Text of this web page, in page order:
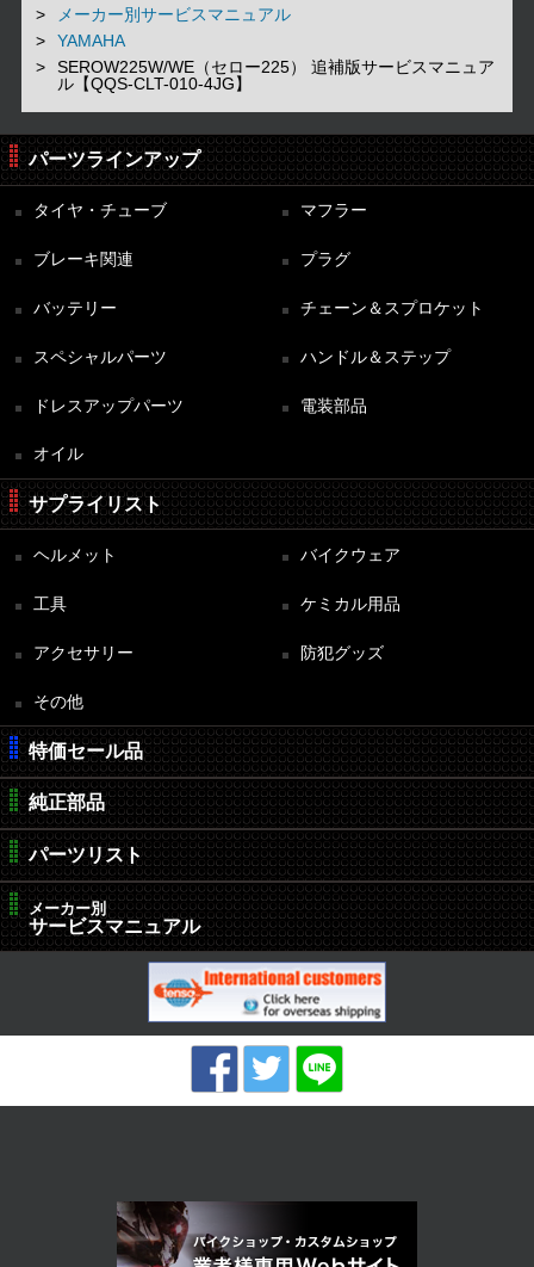
メーカー別サービスマニュアル
YAMAHA
SEROW225W/WE（セロー225） 追補版サービスマニュア
ル【QQS-CLT-010-4JG】
パーツラインアップ
タイヤ・チューブ マフラー
ブレーキ関連 プラグ
バッテリー チェーン＆スプロケット
スペシャルパーツ ハンドル＆ステップ
ドレスアップパーツ 電装部品
オイル
サプライリスト
ヘルメット バイクウェア
工具 ケミカル用品
アクセサリー 防犯グッズ
その他
特価セール品
純正部品
パーツリスト
メーカー別
サービスマニュアル